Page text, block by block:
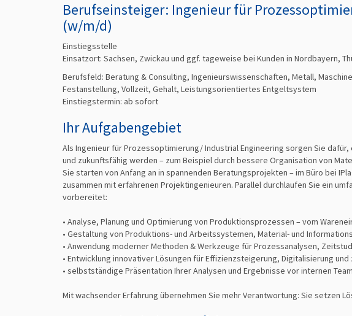
Berufseinsteiger: Ingenieur für
(w/m/d)
Einstiegsstelle
Einsatzort: Sachsen, Zwickau und ggf. tageweise bei Kunden in Nordbayern,
Berufsfeld: Beratung & Consulting, Ingenieurswissenschaften, Metall,
Festanstellung, Vollzeit, Gehalt, Leistungsorientiertes Entgeltsystem
Einstiegstermin: ab sofort
Ihr Aufgabengebiet
Als Ingenieur für Prozessoptimierung/ Industrial Engineering sorgen Sie
und zukunftsfähig werden – zum Beispiel durch bessere Organisation von
Sie starten von Anfang an in spannenden Beratungsprojekten – im Büro bei
zusammen mit erfahrenen Projektingenieuren. Parallel durchlaufen Sie ein
vorbereitet:
• Analyse, Planung und Optimierung von Produktionsprozessen – vom
• Gestaltung von Produktions- und Arbeitssystemen, Material- und
• Anwendung moderner Methoden & Werkzeuge für Prozessanalysen,
• Entwicklung innovativer Lösungen für Effizienzsteigerung, Digitalisierung
• selbstständige Präsentation Ihrer Analysen und Ergebnisse vor internen
Mit wachsender Erfahrung übernehmen Sie mehr Verantwortung: Sie setzen